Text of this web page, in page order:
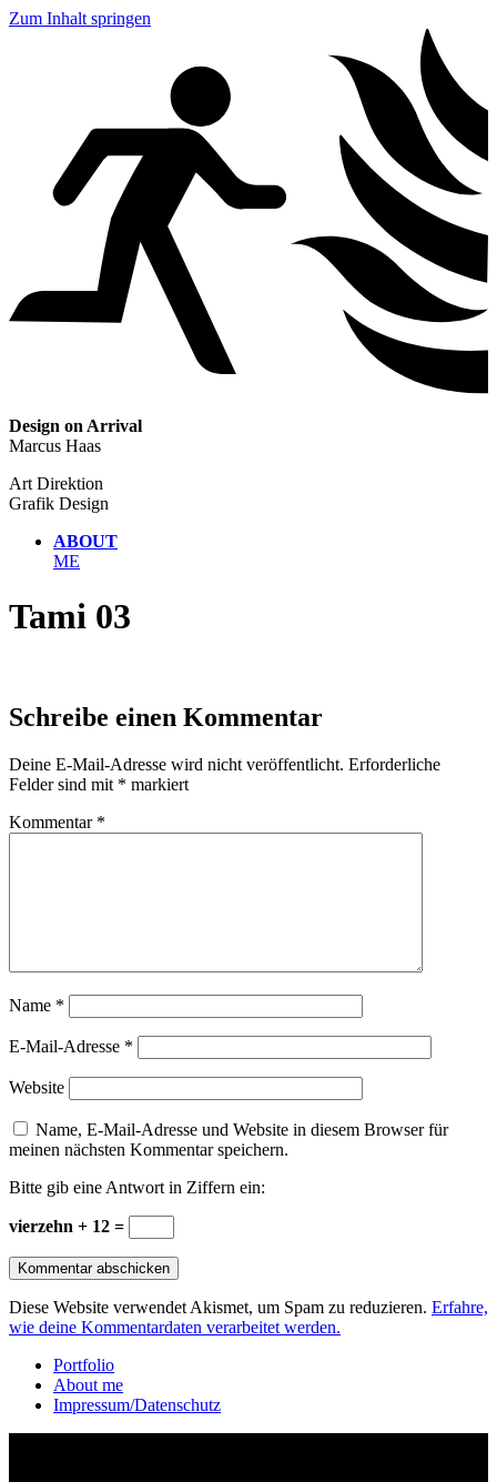
Zum Inhalt springen
Design on Arrival
Marcus Haas
Art Direktion
Grafik Design
ABOUT
ME
Tami 03
Schreibe einen Kommentar
Deine E-Mail-Adresse wird nicht veröffentlicht. Erforderliche
Felder sind mit * markiert
Kommentar *
Name *
E-Mail-Adresse *
Website
Name, E-Mail-Adresse und Website in diesem Browser für
meinen nächsten Kommentar speichern.
Bitte gib eine Antwort in Ziffern ein:
vierzehn + 12 =
Diese Website verwendet Akismet, um Spam zu reduzieren. Erfahre,
wie deine Kommentardaten verarbeitet werden.
Portfolio
About me
Impressum/Datenschutz